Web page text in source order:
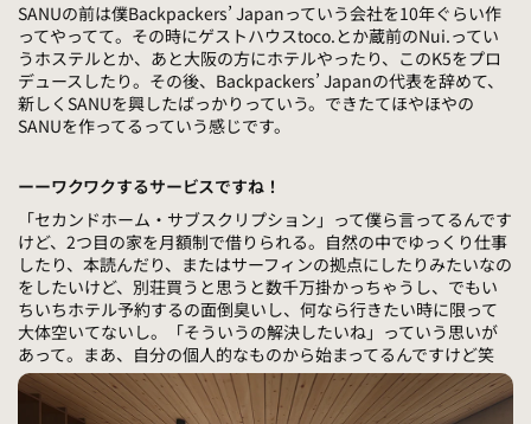
SANUの前は僕Backpackers’ Japanっていう会社を10年ぐらい作
ってやってて。その時にゲストハウスtoco.とか蔵前のNui.ってい
うホステルとか、あと大阪の方にホテルやったり、このK5をプロ
デュースしたり。その後、Backpackers’ Japanの代表を辞めて、
新しくSANUを興したばっかりっていう。できたてほやほやの
SANUを作ってるっていう感じです。
ーーワクワクするサービスですね！
「セカンドホーム・サブスクリプション」って僕ら言ってるんです
けど、2つ目の家を月額制で借りられる。自然の中でゆっくり仕事
したり、本読んだり、またはサーフィンの拠点にしたりみたいなの
をしたいけど、別荘買うと思うと数千万掛かっちゃうし、でもい
ちいちホテル予約するの面倒臭いし、何なら行きたい時に限って
大体空いてないし。「そういうの解決したいね」っていう思いが
あって。まあ、自分の個人的なものから始まってるんですけど笑